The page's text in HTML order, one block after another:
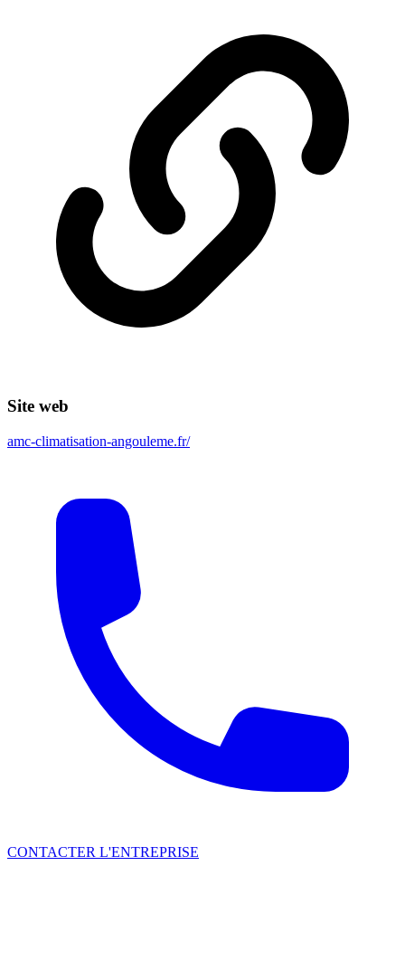
Site web
amc-climatisation-angouleme.fr/
CONTACTER L'ENTREPRISE